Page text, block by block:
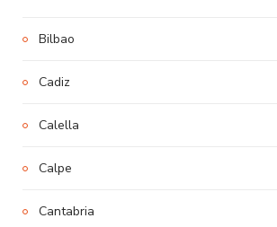
Bilbao
Cadiz
Calella
Calpe
Cantabria